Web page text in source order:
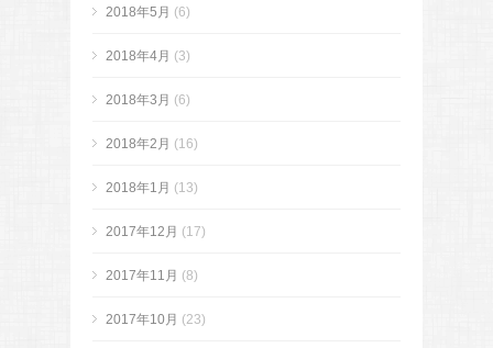
2018年5月 (6)
2018年4月 (3)
2018年3月 (6)
2018年2月 (16)
2018年1月 (13)
2017年12月 (17)
2017年11月 (8)
2017年10月 (23)